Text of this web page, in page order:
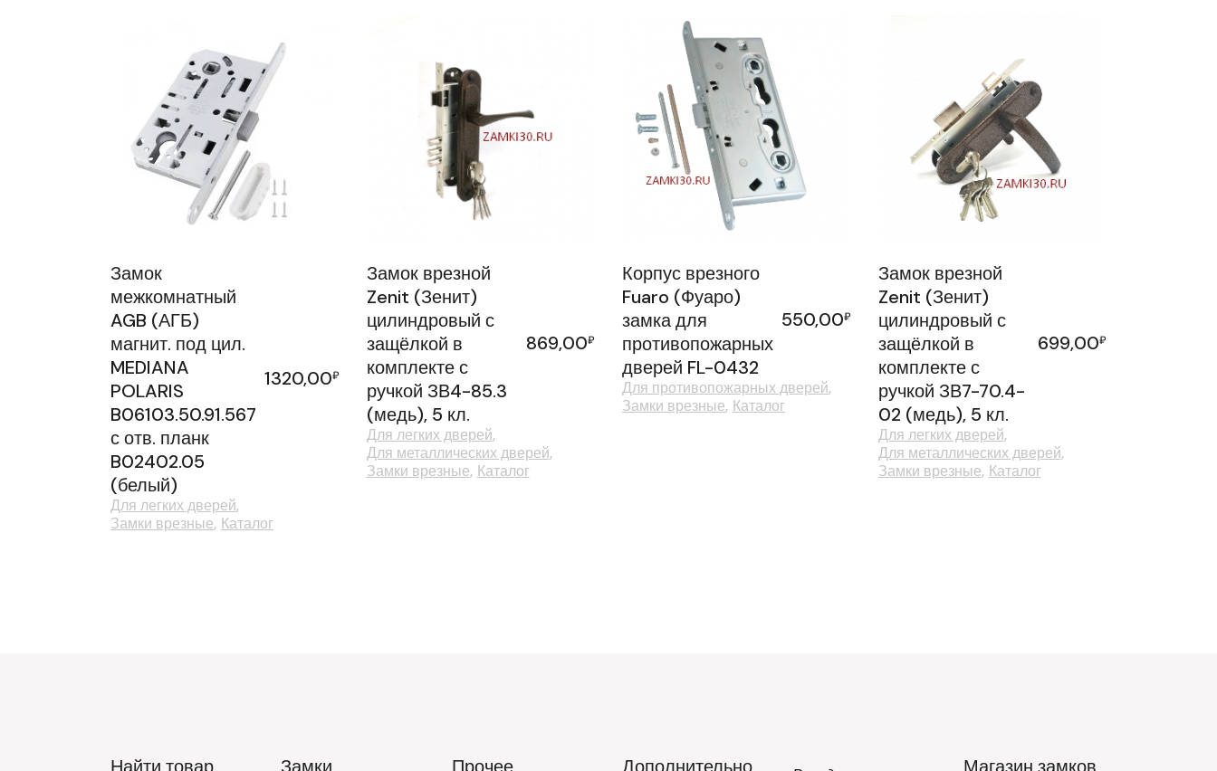
Замок
межкомнатный
AGB (АГБ)
магнит. под цил.
MEDIANA
POLARIS
B06103.50.91.567
с отв. планк
B02402.05
(белый)
1320,00₽
Для легких дверей
Замки врезные Каталог
Замок врезной
Zenit (Зенит)
цилиндровый с
защёлкой в
комплекте с
ручкой ЗВ4-85.3
(медь), 5 кл.
869,00₽
Для легких дверей
Для металлических дверей
Замки врезные Каталог
Корпус врезного
Fuaro (Фуаро)
замка для
противопожарных
дверей FL-0432
550,00₽
Для противопожарных дверей
Замки врезные Каталог
Замок врезной
Zenit (Зенит)
цилиндровый с
защёлкой в
комплекте с
ручкой ЗВ7-70.4-
02 (медь), 5 кл.
699,00₽
Для легких дверей
Для металлических дверей
Замки врезные Каталог